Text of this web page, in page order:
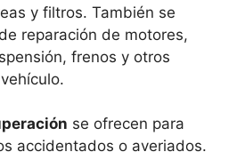
y filtros. También se
reparación de motores,
frenos y otros
se ofrecen para
accidentados o averiados.